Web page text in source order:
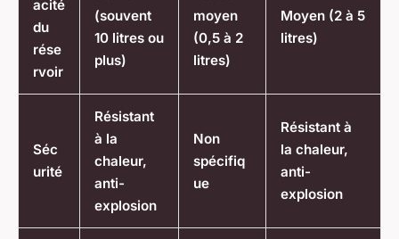
acité
du
rése
rvoir
(souvent
10 litres ou
plus)
moyen
(0,5 à 2
litres)
Moyen (2 à 5
litres)
Séc
urité
Résistant
à la
chaleur,
anti-
explosion
Non
spécifiq
ue
Résistant à
la chaleur,
anti-
explosion